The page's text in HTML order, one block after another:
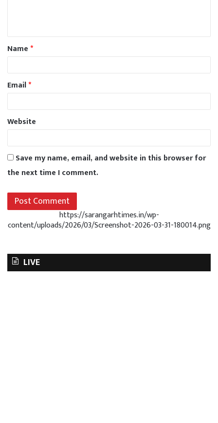
Name*
Email*
Website
Save my name, email, and website in this browser for
the next time I comment.
https://sarangarhtimes.in/wp-
content/uploads/2026/03/Screenshot-2026-03-31-180014.png
LIVE